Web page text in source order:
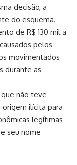
decisão, a
do esquema.
de R$ 130 mil a
pelos
movimentados
durante as
não teve
ilícita para
legítimas
seu nome